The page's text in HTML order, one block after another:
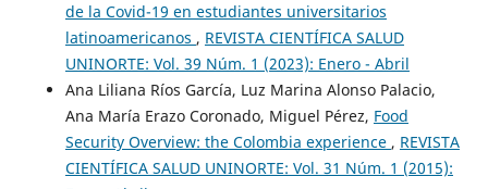
de la Covid-19 en estudiantes universitarios
latinoamericanos , REVISTA CIENTÍFICA SALUD
UNINORTE: Vol. 39 Núm. 1 (2023): Enero - Abril
Ana Liliana Ríos García, Luz Marina Alonso Palacio,
Ana María Erazo Coronado, Miguel Pérez, Food
Security Overview: the Colombia experience , REVISTA
CIENTÍFICA SALUD UNINORTE: Vol. 31 Núm. 1 (2015):